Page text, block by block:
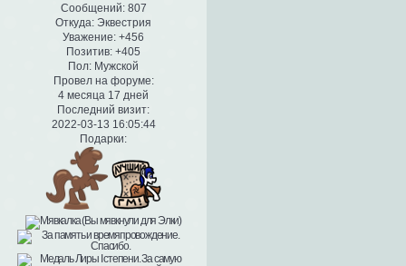
Сообщений:807
Откуда: Эквестрия
Уважение: +456
Позитив: +405
Пол: Мужской
Провел на форуме:
4 месяца 17 дней
Последний визит:
2022-03-13 16:05:44
Подарки: